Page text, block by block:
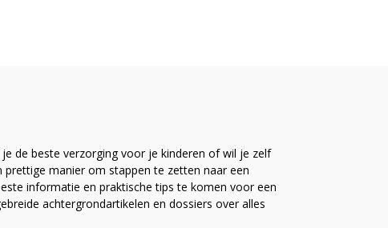
de beste verzorging voor je kinderen of wil je zelf
manier om stappen te zetten naar een
informatie en praktische tips te komen voor een
achtergrondartikelen en dossiers over alles